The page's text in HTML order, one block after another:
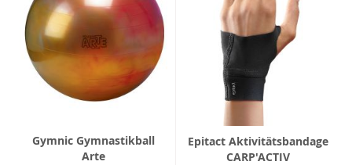
Gymnic Gymnastikball
Arte
Epitact Aktivitätsbandage
CARP'ACTIV